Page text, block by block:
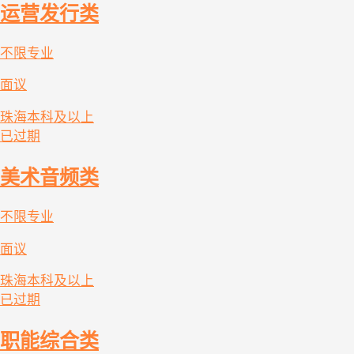
运营发行类
不限专业
面议
珠海本科及以上
已过期
美术音频类
不限专业
面议
珠海本科及以上
已过期
职能综合类